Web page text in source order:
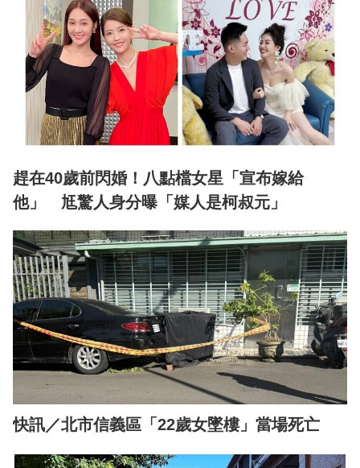
趕在40歲前閃婚！八點檔女星「宣布嫁給
他」 尪驚人身分曝「媒人是柯叔元」
快訊／北市信義區「22歲女墜樓」當場死亡